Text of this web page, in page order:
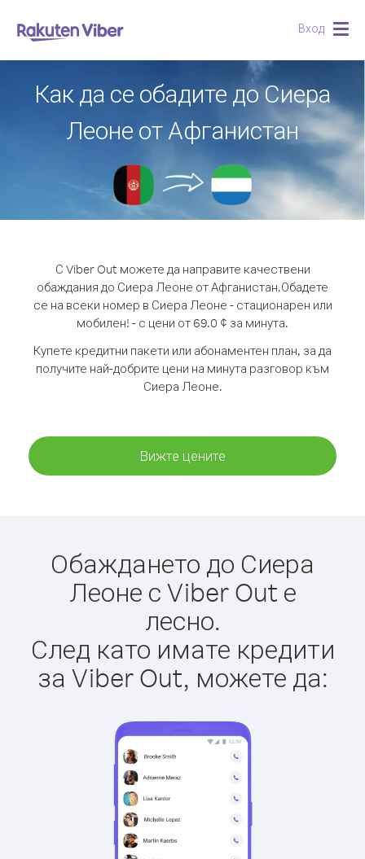
Вход
Как да се обадите до Сиера
Леоне от Афганистан
С Viber Out можете да направите качествени
обаждания до Сиера Леоне от Афганистан.Обадете
се на всеки номер в Сиера Леоне - стационарен или
мобилен! - с цени от 69.0 ¢ за минута.
Купете кредитни пакети или абонаментен план, за да
получите най-добрите цени на минута разговор към
Сиера Леоне.
Вижте цените
Обаждането до Сиера
Леоне с Viber Out е
лесно.
След като имате кредити
за Viber Out, можете да: